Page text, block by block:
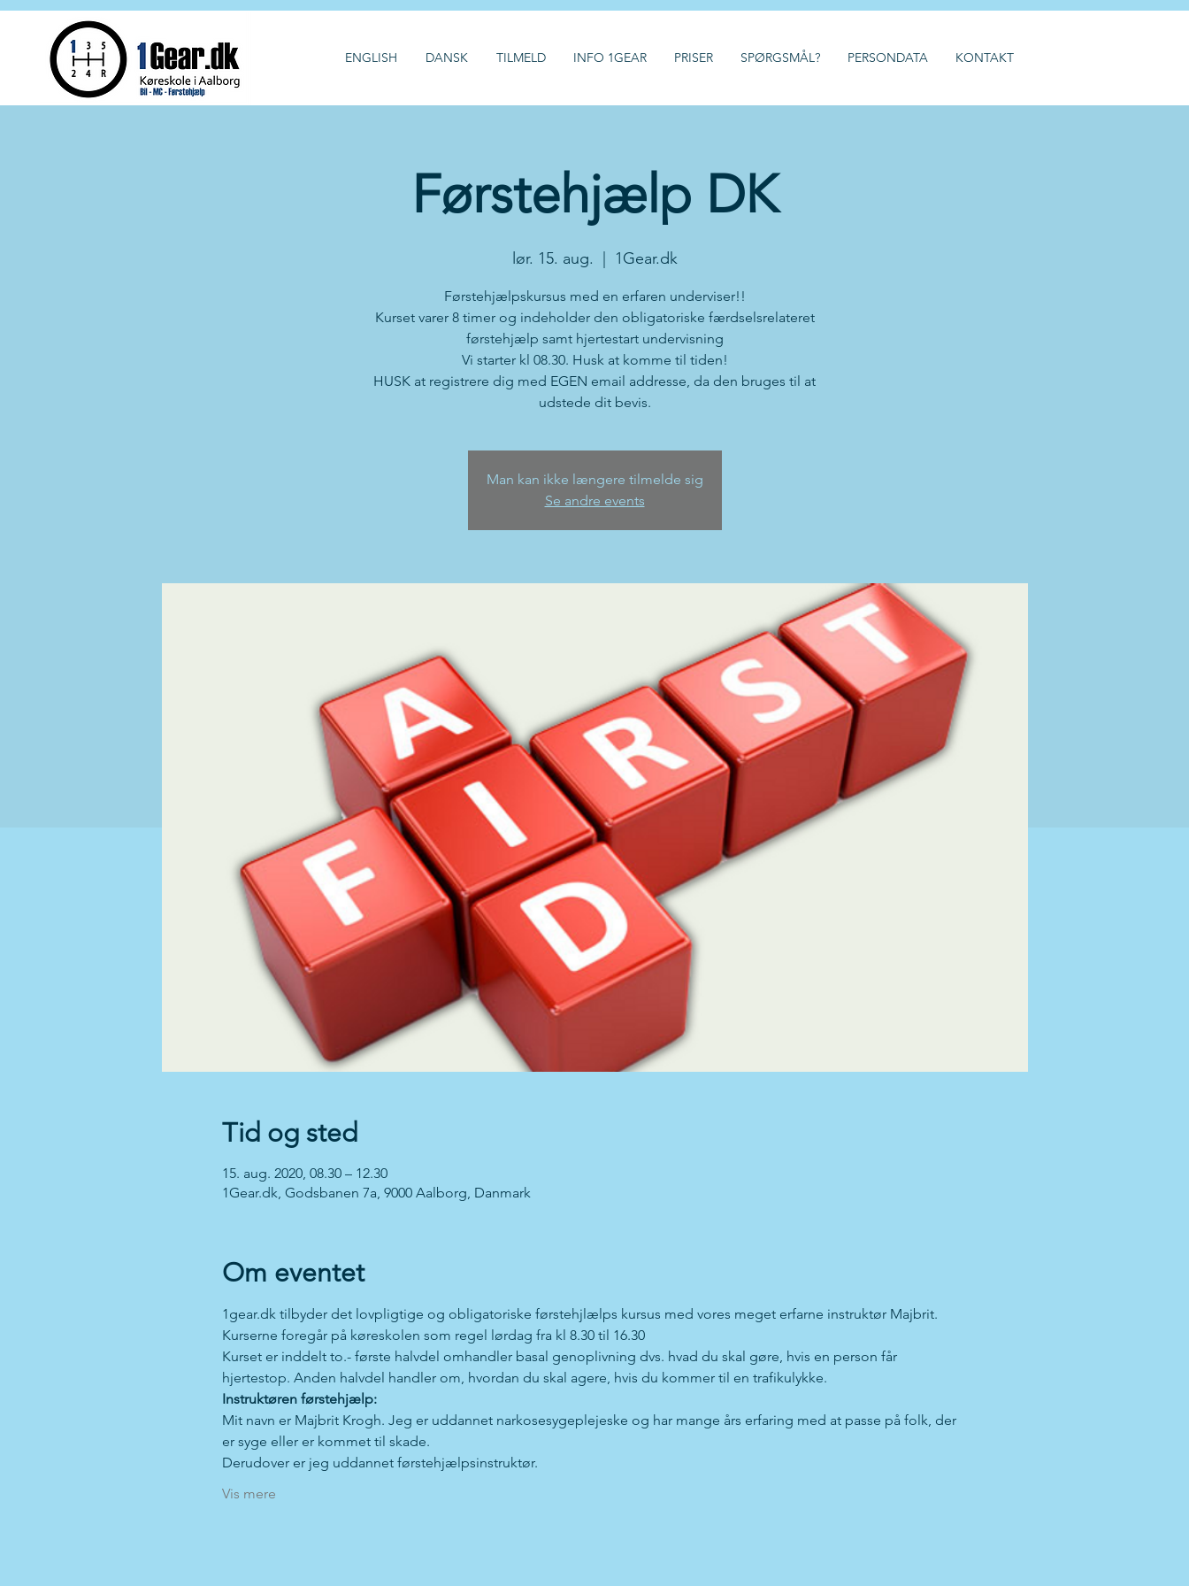
ENGLISH DANSK TILMELD INFO 1GEAR PRISER SPØRGSMÅL? PERSONDATA KONTAKT
Førstehjælp DK
lør. 15. aug. 1Gear.dk
Førstehjælpskursus med en erfaren underviser!!
Kurset varer 8 timer og indeholder den obligatoriske færdselsrelateret
førstehjælp samt hjertestart undervisning
Vi starter kl 08.30. Husk at komme til tiden!
HUSK at registrere dig med EGEN email addresse, da den bruges til at
udstede dit bevis.
Man kan ikke længere tilmelde sig
Se andre events
Tid og sted
15. aug. 2020, 08.30 – 12.30
1Gear.dk, Godsbanen 7a, 9000 Aalborg, Danmark
Om eventet
1gear.dk tilbyder det lovpligtige og obligatoriske førstehjlælps kursus med vores meget erfarne instruktør Majbrit.
Kurserne foregår på køreskolen som regel lørdag fra kl 8.30 til 16.30
Kurset er inddelt to.- første halvdel omhandler basal genoplivning dvs. hvad du skal gøre, hvis en person får
hjertestop. Anden halvdel handler om, hvordan du skal agere, hvis du kommer til en trafikulykke.
Instruktøren førstehjælp:
Mit navn er Majbrit Krogh. Jeg er uddannet narkosesygeplejeske og har mange års erfaring med at passe på folk, der
er syge eller er kommet til skade.
Derudover er jeg uddannet førstehjælpsinstruktør.
Vis mere